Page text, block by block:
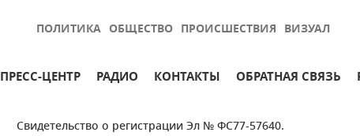
ПОЛИТИКА ОБЩЕСТВО ПРОИСШЕСТВИЯ ВИЗУАЛ
ПРЕСС-ЦЕНТР РАДИО КОНТАКТЫ ОБРАТНАЯ СВЯЗЬ
Свидетельство о регистрации Эл № ФС77-57640.